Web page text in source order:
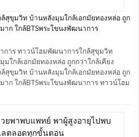
ขุมวิท บ้านหลังมุมใกล้เอกมัยทองหล่อ ถูก
าก ใกล้BTSพระโขนงพัฒนาการ
การ ทาวน์โฮมพัฒนาการใกล้สุขุมวิท
ใกล้เอกมัยทองหล่อ ถูกกว่าใกล้เคียง
ขุมวิท บ้านหลังมุมใกล้เอกมัยทองหล่อ ถูก
าก ใกล้BTSพระโขนงพัฒนาการ ทาวน์โฮม